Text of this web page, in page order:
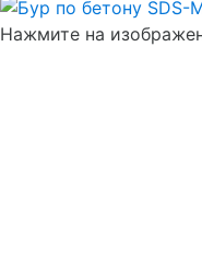
Нажмите на